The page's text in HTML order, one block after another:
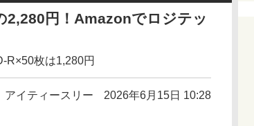
2,280円！Amazonでロジテッ
R×50枚は1,280円
アイティースリー 2026年6月15日 10:28